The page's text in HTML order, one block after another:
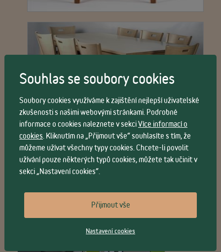
Souhlas se soubory cookies
Soubory cookies využíváme k zajištění nejlepší uživatelské
zkušenosti s našimi webovými stránkami. Podrobné
informace o cookies naleznete v sekciVíce informací o
cookies. Kliknutím na „Přijmout vše“ souhlasíte s tím, že
můžeme užívat všechny typy cookies. Chcete-li povolit
užívání pouze některých typů cookies, můžete tak učinit v
sekci „Nastavení cookies“.
Přijmout vše
Nastavení cookies